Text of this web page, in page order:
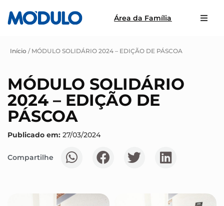
Área da Família
Início / MÓDULO SOLIDÁRIO 2024 – EDIÇÃO DE PÁSCOA
MÓDULO SOLIDÁRIO
2024 – EDIÇÃO DE
PÁSCOA
Publicado em: 27/03/2024
Compartilhe